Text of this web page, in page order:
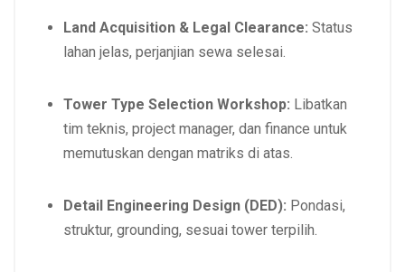
Land Acquisition & Legal Clearance: Status
lahan jelas, perjanjian sewa selesai.
Tower Type Selection Workshop: Libatkan
tim teknis, project manager, dan finance untuk
memutuskan dengan matriks di atas.
Detail Engineering Design (DED): Pondasi,
struktur, grounding, sesuai tower terpilih.